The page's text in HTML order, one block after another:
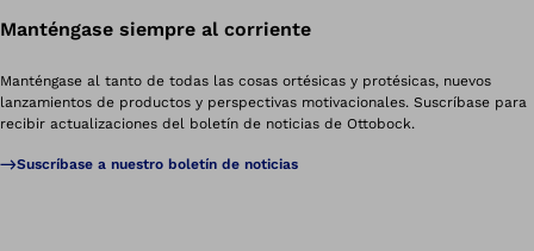
Manténgase siempre al corriente
Manténgase al tanto de todas las cosas ortésicas y protésicas, nuevos
lanzamientos de productos y perspectivas motivacionales. Suscríbase para
recibir actualizaciones del boletín de noticias de Ottobock.
Suscríbase a nuestro boletín de noticias